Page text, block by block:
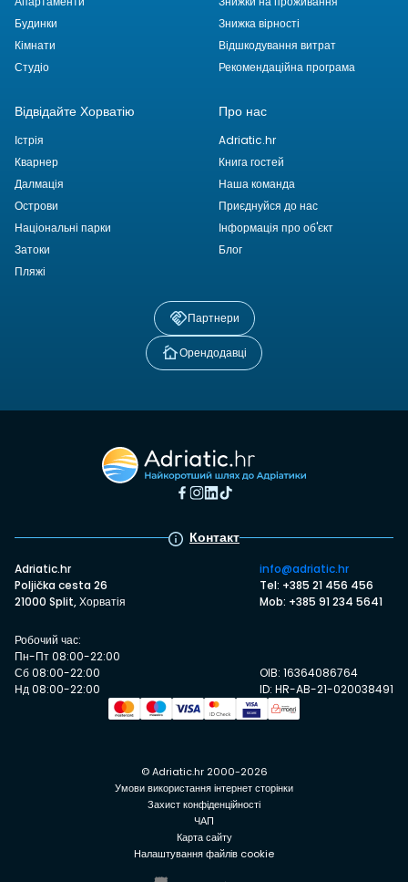
Будинки
Кімнати
Студіо
Знижка вірності
Відшкодування витрат
Рекомендаційна програма
Відвідайте Хорватію
Істрія
Кварнер
Далмація
Острови
Національні парки
Затоки
Пляжі
Про нас
Adriatic.hr
Книга гостей
Наша команда
Приєднуйся до нас
Інформація про об'єкт
Блог
Партнери
Орендодавці
Контакт
Adriatic.hr
Poljička cesta 26
21000 Split, Хорватія
info@adriatic.hr
Tel: +385 21 456 456
Mob: +385 91 234 5641
Робочий час:
Пн-Пт 08:00-22:00
Сб 08:00-22:00
Нд 08:00-22:00
OIB: 16364086764
ID: HR-AB-21-020038491
© Adriatic.hr 2000-2026
Умови використання інтернет сторінки
Захист конфіденційності
ЧАП
Карта сайту
Налаштування файлів cookie